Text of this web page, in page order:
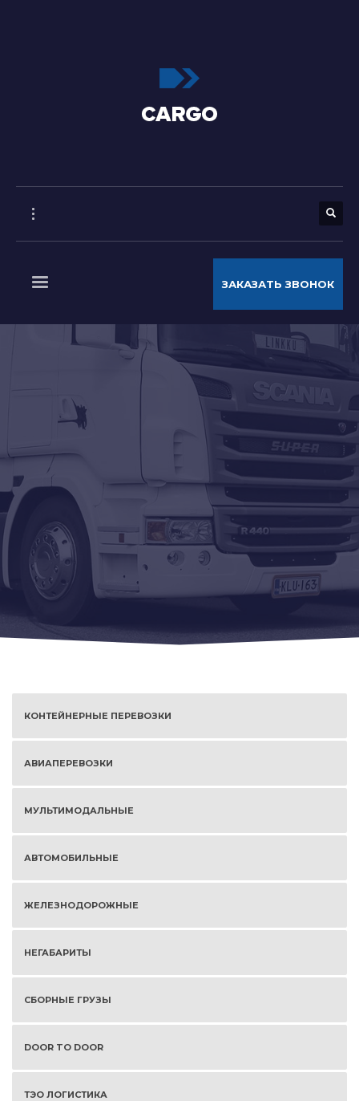
ЗАКАЗАТЬ ЗВОНОК
КОНТЕЙНЕРНЫЕ ПЕРЕВОЗКИ
АВИАПЕРЕВОЗКИ
МУЛЬТИМОДАЛЬНЫЕ
АВТОМОБИЛЬНЫЕ
ЖЕЛЕЗНОДОРОЖНЫЕ
НЕГАБАРИТЫ
СБОРНЫЕ ГРУЗЫ
DOOR TO DOOR
ТЭО ЛОГИСТИКА